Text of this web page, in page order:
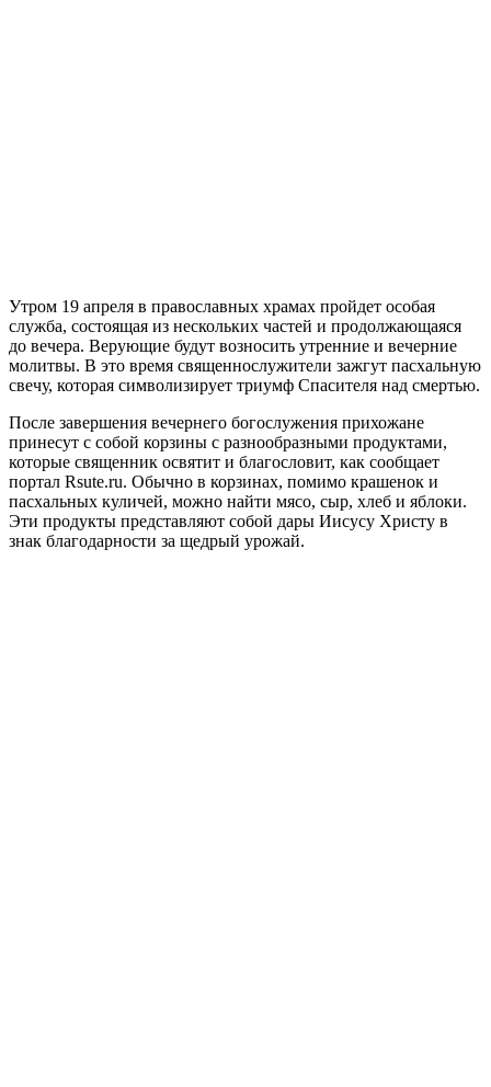
Утром 19 апреля в православных храмах пройдет особая
служба, состоящая из нескольких частей и продолжающаяся
до вечера. Верующие будут возносить утренние и вечерние
молитвы. В это время священнослужители зажгут пасхальную
свечу, которая символизирует триумф Спасителя над смертью.
После завершения вечернего богослужения прихожане
принесут с собой корзины с разнообразными продуктами,
которые священник освятит и благословит, как сообщает
портал Rsute.ru. Обычно в корзинах, помимо крашенок и
пасхальных куличей, можно найти мясо, сыр, хлеб и яблоки.
Эти продукты представляют собой дары Иисусу Христу в
знак благодарности за щедрый урожай.